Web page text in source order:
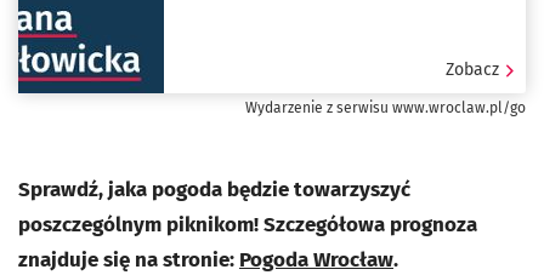
Zobacz
Wydarzenie z serwisu www.wroclaw.pl/go
Sprawdź, jaka pogoda będzie towarzyszyć
poszczególnym piknikom! Szczegółowa prognoza
znajduje się na stronie: Pogoda Wrocław.